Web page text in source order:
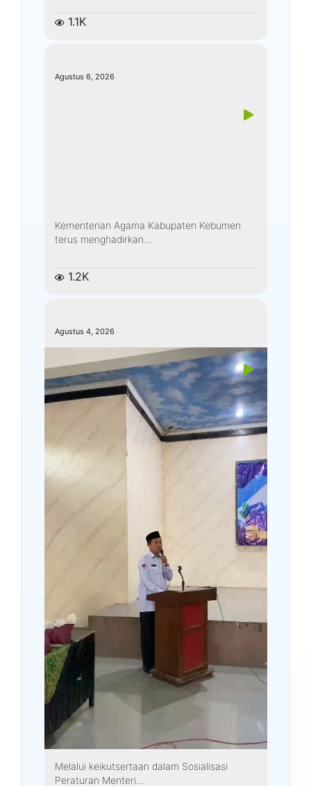
1.1K
Agustus 6, 2026
Kementerian Agama Kabupaten Kebumen
terus menghadirkan...
1.2K
Agustus 4, 2026
Melalui keikutsertaan dalam Sosialisasi
Peraturan Menteri...